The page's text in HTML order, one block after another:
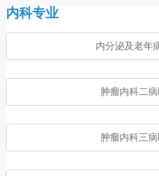
内科专业
内分泌及老年
肿瘤内科二
肿瘤内科三